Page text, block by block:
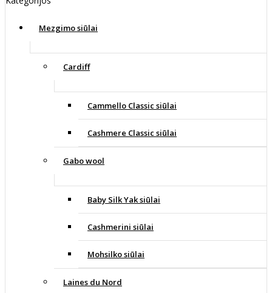
Mezgimo siūlai
Cardiff
Cammello Classic siūlai
Cashmere Classic siūlai
Gabo wool
Baby Silk Yak siūlai
Cashmerini siūlai
Mohsilko siūlai
Laines du Nord